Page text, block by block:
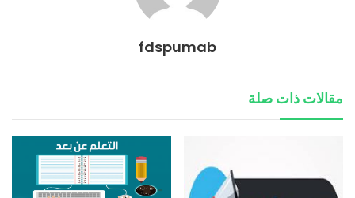
fdspumab
مقالات ذات صلة